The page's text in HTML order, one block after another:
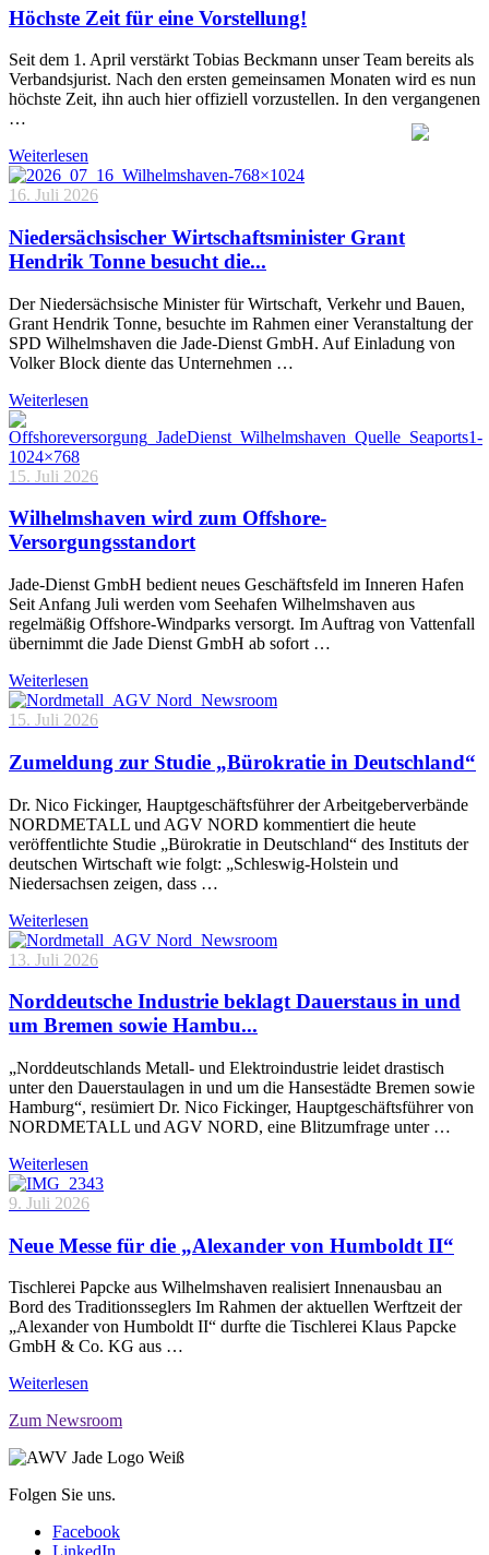
Höchste Zeit für eine Vorstellung!
Seit dem 1. April verstärkt Tobias Beckmann unser Team bereits als
Verbandsjurist. Nach den ersten gemeinsamen Monaten wird es nun
höchste Zeit, ihn auch hier offiziell vorzustellen. In den vergangenen
…
Weiterlesen
16. Juli 2026
Niedersächsischer Wirtschaftsminister Grant
Hendrik Tonne besucht die...
Der Niedersächsische Minister für Wirtschaft, Verkehr und Bauen,
Grant Hendrik Tonne, besuchte im Rahmen einer Veranstaltung der
SPD Wilhelmshaven die Jade-Dienst GmbH. Auf Einladung von
Volker Block diente das Unternehmen …
Weiterlesen
15. Juli 2026
Wilhelmshaven wird zum Offshore-
Versorgungsstandort
Jade-Dienst GmbH bedient neues Geschäftsfeld im Inneren Hafen
Seit Anfang Juli werden vom Seehafen Wilhelmshaven aus
regelmäßig Offshore-Windparks versorgt. Im Auftrag von Vattenfall
übernimmt die Jade Dienst GmbH ab sofort …
Weiterlesen
15. Juli 2026
Zumeldung zur Studie „Bürokratie in Deutschland“
Dr. Nico Fickinger, Hauptgeschäftsführer der Arbeitgeberverbände
NORDMETALL und AGV NORD kommentiert die heute
veröffentlichte Studie „Bürokratie in Deutschland“ des Instituts der
deutschen Wirtschaft wie folgt: „Schleswig-Holstein und
Niedersachsen zeigen, dass …
Weiterlesen
13. Juli 2026
Norddeutsche Industrie beklagt Dauerstaus in und
um Bremen sowie Hambu...
„Norddeutschlands Metall- und Elektroindustrie leidet drastisch
unter den Dauerstaulagen in und um die Hansestädte Bremen sowie
Hamburg“, resümiert Dr. Nico Fickinger, Hauptgeschäftsführer von
NORDMETALL und AGV NORD, eine Blitzumfrage unter …
Weiterlesen
9. Juli 2026
Neue Messe für die „Alexander von Humboldt II“
Tischlerei Papcke aus Wilhelmshaven realisiert Innenausbau an
Bord des Traditionsseglers Im Rahmen der aktuellen Werftzeit der
„Alexander von Humboldt II“ durfte die Tischlerei Klaus Papcke
GmbH & Co. KG aus …
Weiterlesen
Zum Newsroom
Folgen Sie uns.
Facebook